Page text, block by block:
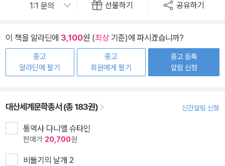
선물하기 공유하기
이 책을 알라딘에 3,100원 (최상기준)에 파시겠습니까?
중고
알라딘에 팔기
중고
회원에게 팔기
중고 등록
알림 신청
대산세계문학총서 (총 183권) 신간알림 신청
통역사 다니엘 슈타인
판매가 20,700원
비둘기의 날개 2